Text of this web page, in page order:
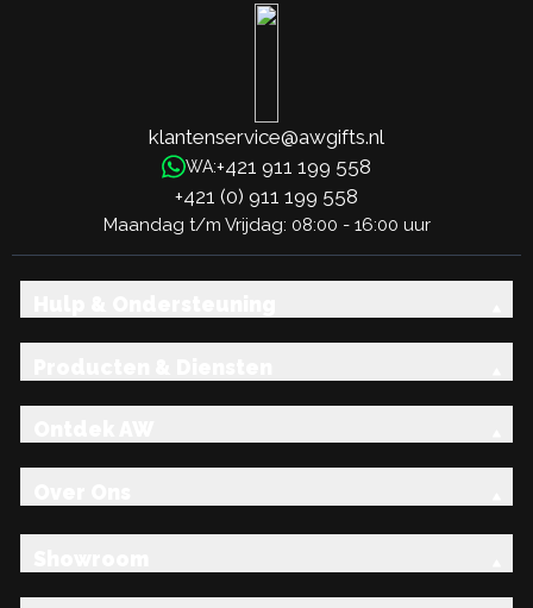
klantenservice@awgifts.nl
WA:+421 911 199 558
+421 (0) 911 199 558
Maandag t/m Vrijdag: 08:00 - 16:00 uur